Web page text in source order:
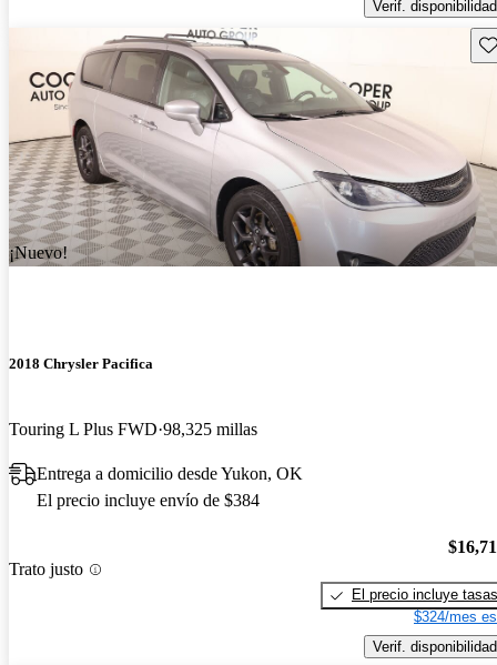
Verif. disponibilidad
¡Nuevo!
2018 Chrysler Pacifica
Touring L Plus FWD 98,325 millas
Entrega a domicilio desde Yukon, OK
El precio incluye envío de $384
Trato justo
El precio incluye tasas
$324/mes
Verif. disponibilidad